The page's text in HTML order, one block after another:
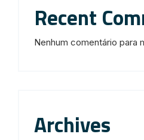
Recent
Nenhum comentário para
Archives